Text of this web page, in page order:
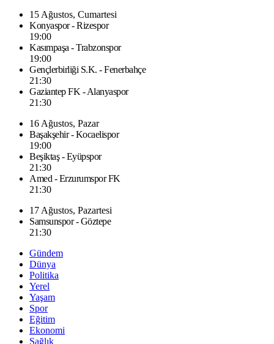
15 Ağustos, Cumartesi
Konyaspor - Rizespor
19:00
Kasımpaşa - Trabzonspor
19:00
Gençlerbirliği S.K. - Fenerbahçe
21:30
Gaziantep FK - Alanyaspor
21:30
16 Ağustos, Pazar
Başakşehir - Kocaelispor
19:00
Beşiktaş - Eyüpspor
21:30
Amed - Erzurumspor FK
21:30
17 Ağustos, Pazartesi
Samsunspor - Göztepe
21:30
Gündem
Dünya
Politika
Yerel
Yaşam
Spor
Eğitim
Ekonomi
Sağlık